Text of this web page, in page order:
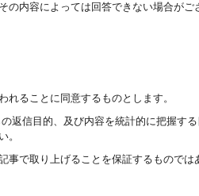
の内容によっては回答できない場合が
ることに同意するものとします。
返信目的、及び内容を統計的に把握する
。
で取り上げることを保証するものでは